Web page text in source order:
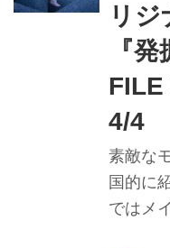
リ
『
FILE
4/4
素敵な
国的に
ではメ